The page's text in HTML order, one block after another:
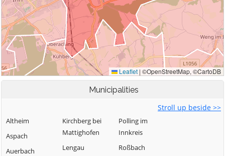
Municipalities
Stroll up beside >>
Altheim
Aspach
Auerbach
Kirchberg bei
Mattighofen
Lengau
Polling im
Innkreis
Roßbach